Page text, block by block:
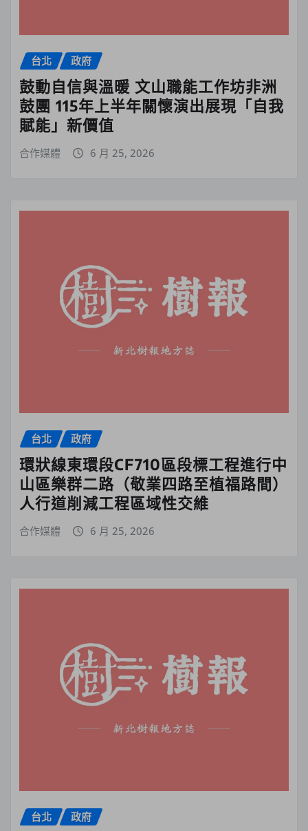
台北 政府
鼓動自信與溫暖 文山職能工作坊非洲
鼓團 115年上半年關懷演出展現「自我
賦能」新價值
合作媒體 6 月 25, 2026
台北 政府
環狀線東環段CF710區段標工程進行中
山區樂群二路（敬業四路至植福路間）
人行道削減工程區域性交維
合作媒體 6 月 25, 2026
台北 政府